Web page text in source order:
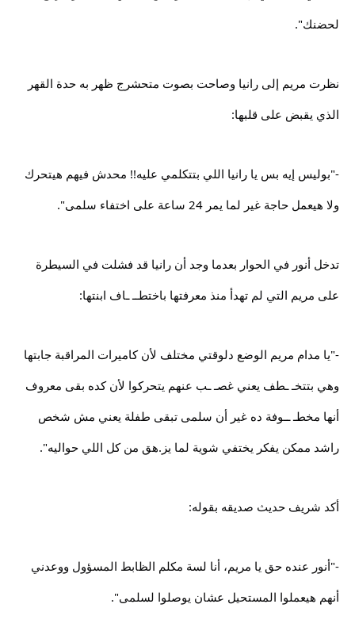
لحضنك".
نظرت مريم إلى رانيا وصاحت بصوت متحشرج ظهر به حدة القهر
الذي يقبض على قلبها:
-"بوليس إيه بس يا رانيا اللي بتتكلمي عليه!! محدش فيهم هيتحرك
ولا هيعمل حاجة غير لما يمر 24 ساعة على اختفاء سلمى".
تدخل أنور في الحوار بعدما وجد أن رانيا قد فشلت في السيطرة
على مريم التي لم تهدأ منذ معرفتها باختطــ ـاف ابنتها:
-"يا مدام مريم الوضع دلوقتي مختلف لأن كاميرات المراقبة جابتها
وهي بتتخـ ـطف يعني غصـ ـب عنهم يتحركوا لأن كده بقى معروف
أنها مخطـ ــوفة ده غير أن سلمى تبقى طفلة يعني مش شخص
راشد ممكن يفكر يختفي شوية لما يز.هق من كل اللي حواليه".
أكد شريف حديث صديقه بقوله:
-"أنور عنده حق يا مريم، أنا لسة مكلم الظابط المسؤول ووعدني
أنهم هيعملوا المستحيل عشان يوصلوا لسلمى".